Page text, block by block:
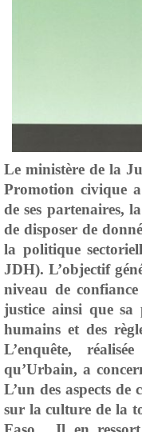
Le ministère de la
Promotion civique
de ses partenaires,
de disposer de
la politique
JDH). L’objectif
niveau de
justice ainsi que sa
humains et des
L’enquête,
qu’Urbain, a
L’un des aspects de
sur la culture de la